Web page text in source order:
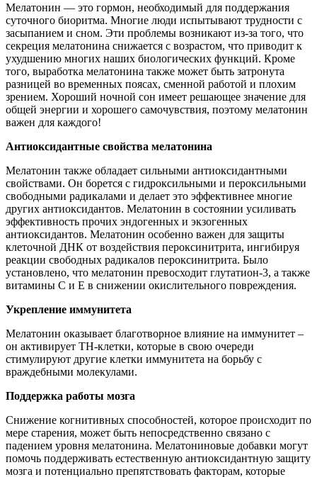
Мелатонин ― это гормон, необходимый для поддержания
суточного биоритма. Многие люди испытывают трудности с
засыпанием и сном. Эти проблемы возникают из-за того, что
секреция мелатонина снижается с возрастом, что приводит к
ухудшению многих наших биологических функций. Кроме
того, выработка мелатонина также может быть затронута
разницей во временных поясах, сменной работой и плохим
зрением. Хороший ночной сон имеет решающее значение для
общей энергии и хорошего самочувствия, поэтому мелатонин
важен для каждого!
Антиоксидантные свойства мелатонина
Мелатонин также обладает сильными антиоксидантными
свойствами. Он борется с гидроксильными и пероксильными
свободными радикалами и делает это эффективнее многие
других антиоксидантов. Мелатонин в состоянии усиливать
эффективность прочих эндогенных и экзогенных
антиоксидантов. Мелатонин особенно важен для защиты
клеточной ДНК от воздействия пероксинитрита, ингибируя
реакции свободных радикалов пероксинитрита. Было
установлено, что мелатонин превосходит глутатион-3, а также
витамины С и Е в снижении окислительного повреждения.
Укрепление иммунитета
Мелатонин оказывает благотворное влияние на иммунитет –
он активирует TH-клетки, которые в свою очереди
стимулируют другие клетки иммунитета на борьбу с
враждебными молекулами.
Поддержка работы мозга
Снижение когнитивных способностей, которое происходит по
мере старения, может быть непосредственно связано с
падением уровня мелатонина. Мелатониновые добавки могут
помочь поддерживать естественную антиоксидантную защиту
мозга и потенциально препятствовать факторам, которые